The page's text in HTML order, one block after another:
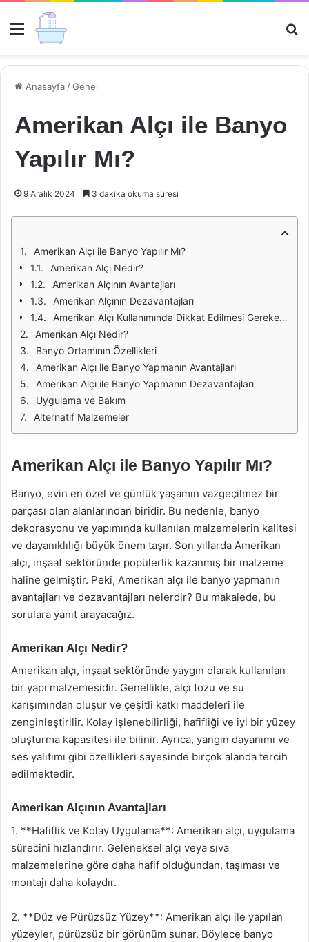
Menü
Anasayfa /Genel
Amerikan Alçı ile Banyo
Yapılır Mı?
9 Aralık 2024 3 dakika okuma süresi
Amerikan Alçı ile Banyo Yapılır Mı?
Amerikan Alçı Nedir?
Amerikan Alçının Avantajları
Amerikan Alçının Dezavantajları
Amerikan Alçı Kullanımında Dikkat Edilmesi Gerekenler
Amerikan Alçı Nedir?
Banyo Ortamının Özellikleri
Amerikan Alçı ile Banyo Yapmanın Avantajları
Amerikan Alçı ile Banyo Yapmanın Dezavantajları
Uygulama ve Bakım
Alternatif Malzemeler
Amerikan Alçı ile Banyo Yapılır Mı?
Banyo, evin en özel ve günlük yaşamın vazgeçilmez bir
parçası olan alanlarından biridir. Bu nedenle, banyo
dekorasyonu ve yapımında kullanılan malzemelerin kalitesi
ve dayanıklılığı büyük önem taşır. Son yıllarda Amerikan
alçı, inşaat sektöründe popülerlik kazanmış bir malzeme
haline gelmiştir. Peki, Amerikan alçı ile banyo yapmanın
avantajları ve dezavantajları nelerdir? Bu makalede, bu
sorulara yanıt arayacağız.
Amerikan Alçı Nedir?
Amerikan alçı, inşaat sektöründe yaygın olarak kullanılan
bir yapı malzemesidir. Genellikle, alçı tozu ve su
karışımından oluşur ve çeşitli katkı maddeleri ile
zenginleştirilir. Kolay işlenebilirliği, hafifliği ve iyi bir yüzey
oluşturma kapasitesi ile bilinir. Ayrıca, yangın dayanımı ve
ses yalıtımı gibi özellikleri sayesinde birçok alanda tercih
edilmektedir.
Amerikan Alçının Avantajları
1. **Hafiflik ve Kolay Uygulama**: Amerikan alçı, uygulama
sürecini hızlandırır. Geleneksel alçı veya sıva
malzemelerine göre daha hafif olduğundan, taşıması ve
montajı daha kolaydır.
2. **Düz ve Pürüzsüz Yüzey**: Amerikan alçı ile yapılan
yüzeyler, pürüzsüz bir görünüm sunar. Böylece banyo